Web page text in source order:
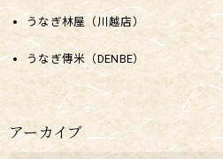
うなぎ林屋（川越店）
うなぎ傳米（DENBE）
アーカイブ